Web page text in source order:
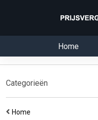
Home
Categorieën
Home